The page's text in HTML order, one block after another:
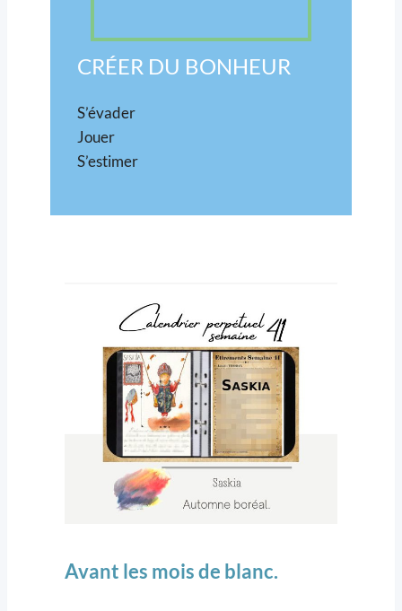
CRÉER DU BONHEUR
S’évader
Jouer
S’estimer
Avant les mois de blanc.